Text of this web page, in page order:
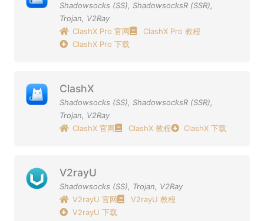
Shadowsocks (SS), ShadowsocksR (SSR),
Trojan, V2Ray
ClashX Pro 官网
ClashX Pro 教程
ClashX Pro 下载
ClashX
Shadowsocks (SS), ShadowsocksR (SSR),
Trojan, V2Ray
ClashX 官网
ClashX 教程 ClashX 下载
V2rayU
Shadowsocks (SS), Trojan, V2Ray
V2rayU 官网
V2rayU 教程
V2rayU 下载